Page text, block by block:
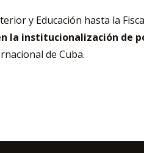
y Educación hasta la
la institucionalización de
de Cuba.